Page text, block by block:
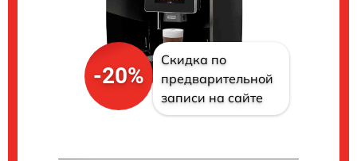
-20%
Скидка по
предварительной
записи на сайте